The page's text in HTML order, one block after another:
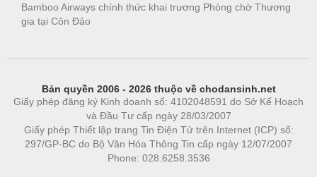
Bamboo Airways chính thức khai trương Phòng chờ Thương
gia tại Côn Đảo
Bản quyền 2006 - 2026 thuộc về chodansinh.net
Giấy phép đăng ký Kinh doanh số: 4102048591 do Sở Kế Hoạch
và Đầu Tư cấp ngày 28/03/2007
Giấy phép Thiết lập trang Tin Điện Tử trên Internet (ICP) số:
297/GP-BC do Bộ Văn Hóa Thông Tin cấp ngày 12/07/2007
Phone: 028.6258.3536